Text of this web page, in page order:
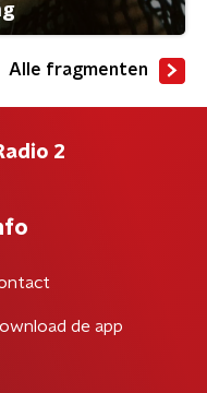
Alle fragmenten
2
de app